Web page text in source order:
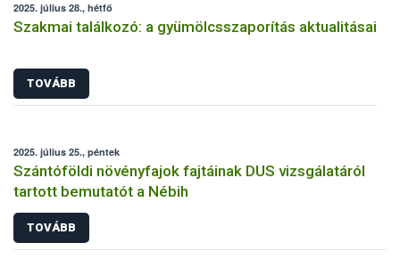
2025. július 28., hétfő
Szakmai találkozó: a gyümölcsszaporítás aktualitásai
TOVÁBB
2025. július 25., péntek
Szántóföldi növényfajok fajtáinak DUS vizsgálatáról
tartott bemutatót a Nébih
TOVÁBB